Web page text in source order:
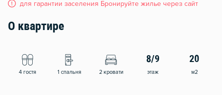
для гарантии заселения Бронируйте жилье через сайт
О квартире
4 гостя 1 спальня 2 кровати
8/9
этаж
20
м2